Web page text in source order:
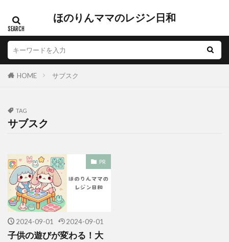
ほのりんママのレジン日和
HOME サブスク
TAG
サブスク
PR
2024-09-01 2024-09-01
子供の遊びが変わる！大